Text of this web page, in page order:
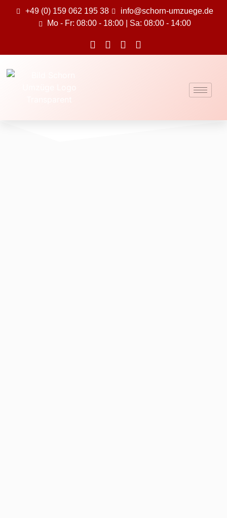
+49 (0) 159 062 195 38
info@schorn-umzuege.de
Mo - Fr: 08:00 - 18:00 | Sa: 08:00 - 14:00